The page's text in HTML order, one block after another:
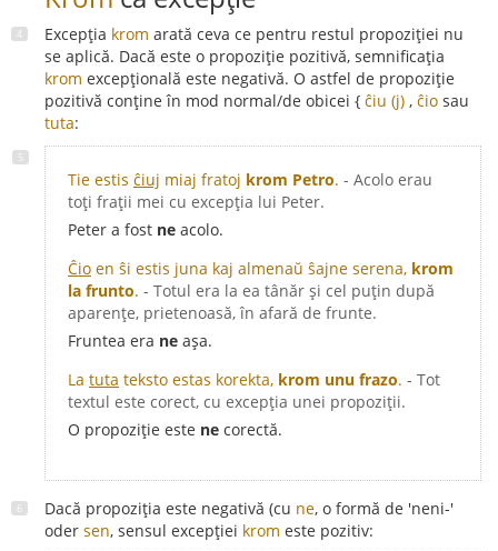
Excepția krom arată ceva ce pentru restul propoziției nu
se aplică. Dacă este o propoziție pozitivă, semnificația
krom excepțională este negativă. O astfel de propoziție
pozitivă conține în mod normal/de obicei { ĉiu (j) , ĉio sau
tuta:
Tie estis ĉiuj miaj fratoj krom Petro. - Acolo erau
toți frații mei cu excepția lui Peter.
Peter a fost ne acolo.
Ĉio en ŝi estis juna kaj almenaŭ ŝajne serena, krom
la frunto. - Totul era la ea tânăr și cel puțin după
aparențe, prietenoasă, în afară de frunte.
Fruntea era ne așa.
La tuta teksto estas korekta, krom unu frazo. - Tot
textul este corect, cu excepția unei propoziții.
O propoziție este ne corectă.
Dacă propoziția este negativă (cu ne, o formă de 'neni-'
oder sen, sensul excepției krom este pozitiv: